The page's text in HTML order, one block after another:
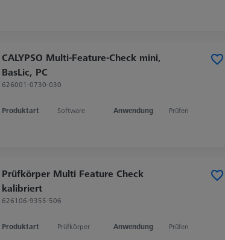
CALYPSO Multi-Feature-Check mini,
BasLic, PC
626001-0730-030
Produktart Software Anwendung Prüfen
Prüfkörper Multi Feature Check
kalibriert
626106-9355-506
Produktart Prüfkörper Anwendung Prüfen